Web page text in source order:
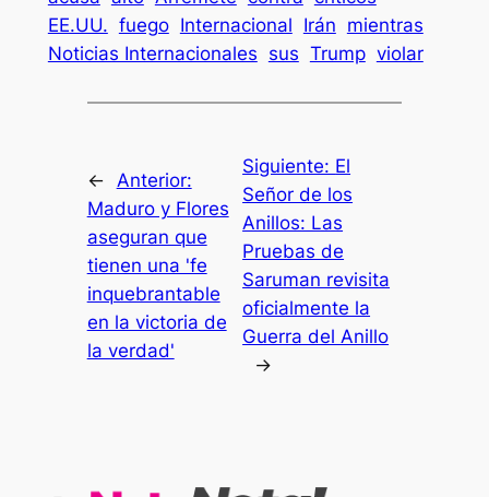
EE.UU. fuego Internacional Irán mientras
Noticias Internacionales sus Trump violar
← Anterior:
Maduro y Flores
aseguran que
tienen una 'fe
inquebrantable
en la victoria de
la verdad'
Siguiente: El
Señor de los
Anillos: Las
Pruebas de
Saruman revisita
oficialmente la
Guerra del Anillo
→